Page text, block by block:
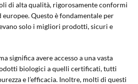
di alta qualità, rigorosamente conformi
Questo è fondamentale per
solo i migliori prodotti, sicuri e
significa avere accesso a una vasta
biologici a quelli certificati, tutti
e l’efficacia. Inoltre, molti di questi